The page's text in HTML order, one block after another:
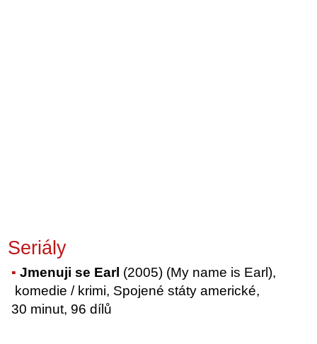
Seriály
Jmenuji se Earl (2005) (My name is Earl),
komedie / krimi, Spojené státy americké,
30 minut, 96 dílů